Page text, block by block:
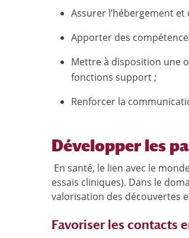
Assurer l’hébergement
Apporter des
Mettre à disposition une
fonctions support ;
Renforcer la
Développer les
En santé, le lien avec le
essais cliniques). Dans le
valorisation des découvertes
Favoriser les contacts